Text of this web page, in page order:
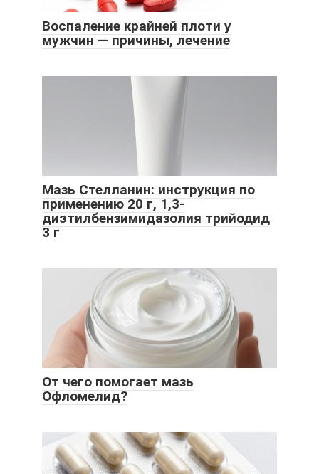
Воспаление крайней плоти у
мужчин — причины, лечение
Мазь Стелланин: инструкция по
применению 20 г, 1,3-
диэтилбензимидазолия трийодид
3 г
От чего помогает мазь
Офломелид?